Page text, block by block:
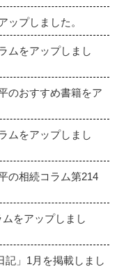
プしました。
ムをアップしまし
のおすすめ書籍をア
ムをアップしまし
の相続コラム第214
をアップしまし
記」1月を掲載しまし